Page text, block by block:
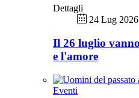
Dettagli
24 Lug 2026
Il 26 luglio
e l'amore
Eventi